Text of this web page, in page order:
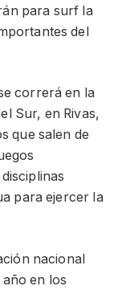
para surf la
del
correrá en la
Sur, en Rivas,
que salen de
para ejercer la
nacional
en los